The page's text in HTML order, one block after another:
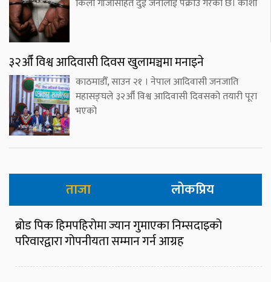
किलो गाँजासहित दुई जनालाई पक्राउ गरेको छ। कोशी
३२औँ विश्व आदिवासी दिवस खुलामञ्चमा मनाइने
काठमाडौँ, साउन २१ । नेपाल आदिवासी जनजाति
महासङ्घले ३२औँ विश्व आदिवासी दिवसको तयारी पूरा
भएको
ताजा लोकप्रिय
ब्रोड पिक हिमपहिरोमा ज्यान गुमाएका निम्सदाइको
परिवारद्वारा गोपनीयता सम्मान गर्न आग्रह